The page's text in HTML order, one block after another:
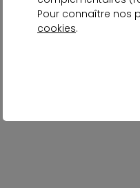
Pour connaître nos
cookies.